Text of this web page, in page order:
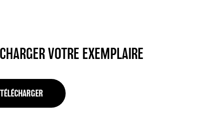
VOTRE EXEMPLAIRE
TÉLÉCHARGER